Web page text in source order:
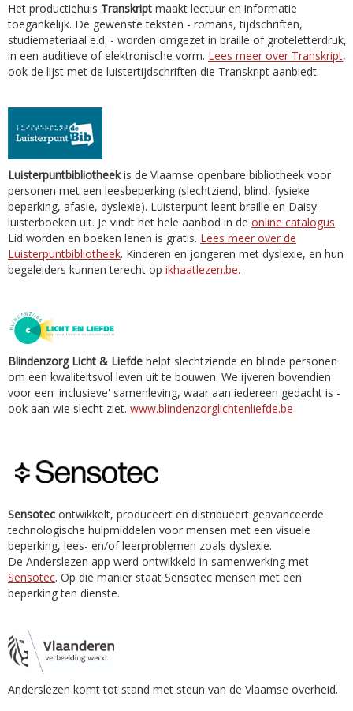
Het productiehuis Transkript maakt lectuur en informatie
toegankelijk. De gewenste teksten - romans, tijdschriften,
studiemateriaal e.d. - worden omgezet in braille of groteletterdruk,
in een auditieve of elektronische vorm. Lees meer over Transkript,
ook de lijst met de luistertijdschriften die Transkript aanbiedt.
Luisterpuntbibliotheekis de Vlaamse openbare bibliotheek voor
personen met een leesbeperking (slechtziend, blind, fysieke
beperking, afasie, dyslexie). Luisterpunt leent braille en Daisy-
luisterboeken uit. Je vindt het hele aanbod in de online catalogus.
Lid worden en boeken lenen is gratis. Lees meer over de
Luisterpuntbibliotheek. Kinderen en jongeren met dyslexie, en hun
begeleiders kunnen terecht op ikhaatlezen.be.
Blindenzorg Licht & Liefde helpt slechtziende en blinde personen
om een kwaliteitsvol leven uit te bouwen. We ijveren bovendien
voor een 'inclusieve' samenleving, waar aan iedereen gedacht is -
ook aan wie slecht ziet. www.blindenzorglichtenliefde.be
Sensotec ontwikkelt, produceert en distribueert geavanceerde
technologische hulpmiddelen voor mensen met een visuele
beperking, lees- en/of leerproblemen zoals dyslexie.
De Anderslezen app werd ontwikkeld in samenwerking met
Sensotec. Op die manier staat Sensotec mensen met een
beperking ten dienste.
Anderslezen komt tot stand met steun van de Vlaamse overheid.